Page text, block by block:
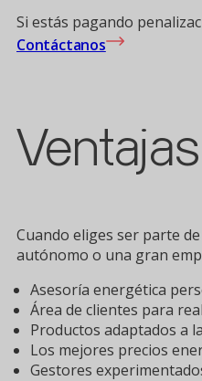
Si estás pagando
Contáctanos
Cuando eliges ser parte
autónomo o una gran
Asesoría energética
Área de clientes para
Productos adaptados a
Los mejores precios
Gestores